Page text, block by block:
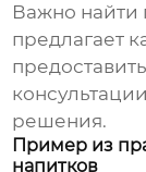
Важно найти
предлагает
решения.
Пример из
напитков